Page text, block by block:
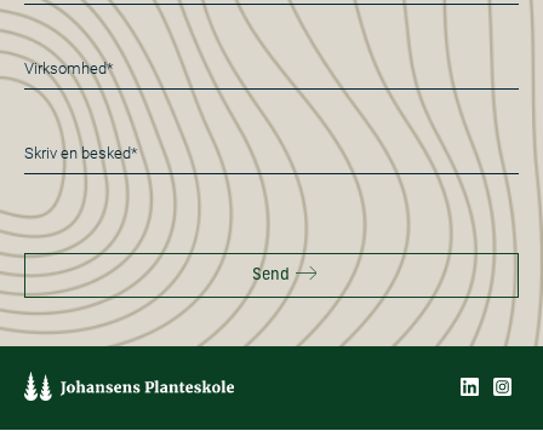
*
Virksomhed*
*
Besked
*
Send